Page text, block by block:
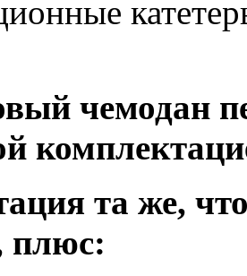
чемодан
та же,
плюс: